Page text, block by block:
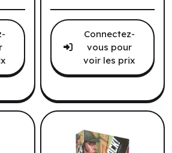
Connectez-
vous pour
voir les prix